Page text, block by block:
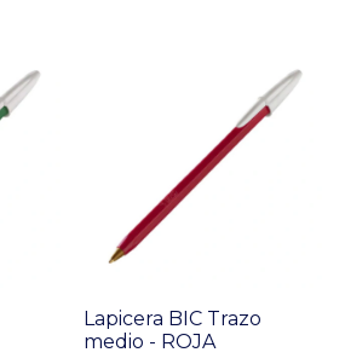
Lapicera BIC Trazo
medio - ROJA